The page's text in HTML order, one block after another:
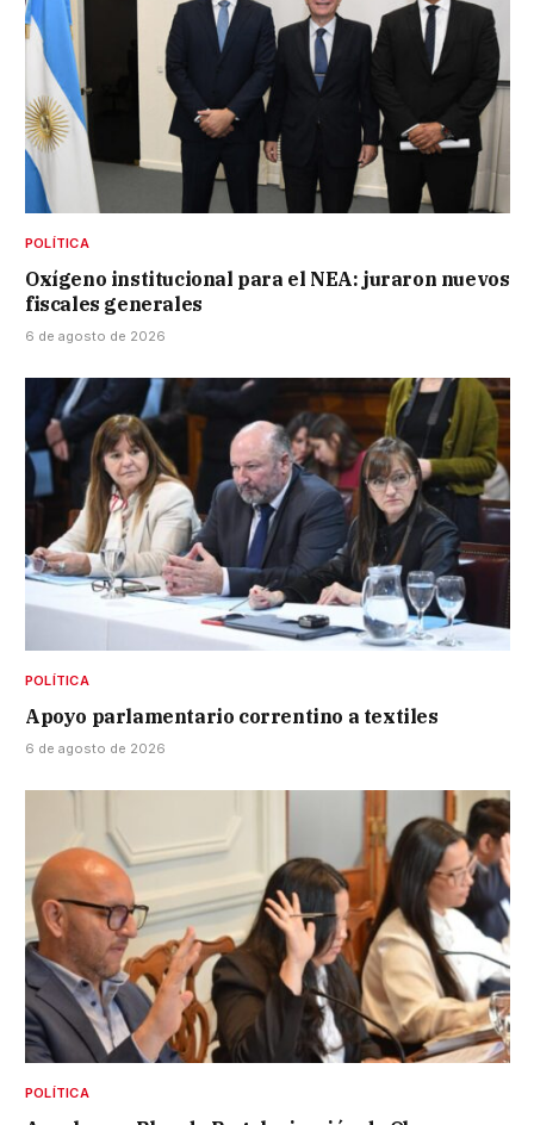
POLÍTICA
Oxígeno institucional para el NEA: juraron nuevos
fiscales generales
6 de agosto de 2026
POLÍTICA
Apoyo parlamentario correntino a textiles
6 de agosto de 2026
POLÍTICA